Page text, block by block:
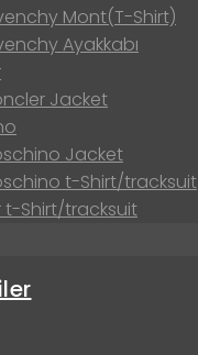
Mont(T-Shirt)
Ayakkabı
Jacket
Jacket
t-Shirt/tracksuit
t-Shirt/tracksuit